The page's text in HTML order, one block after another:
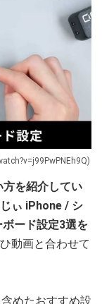
を紹介してい
ぃ iPhone / シ
ード設定3選を
動画と合わせて
めたおすすめ設